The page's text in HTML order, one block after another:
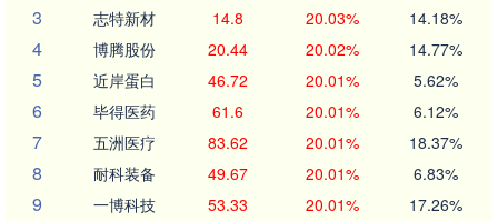
3 志特新材 14.8 20.03% 14.18%
4 博腾股份 20.44 20.02% 14.77%
5 近岸蛋白 46.72 20.01% 5.62%
6 毕得医药 61.6 20.01% 6.12%
7 五洲医疗 83.62 20.01% 18.37%
8 耐科装备 49.67 20.01% 6.83%
9 一博科技 53.33 20.01% 17.26%